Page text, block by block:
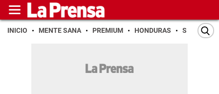
INICIO MENTE SANA PREMIUM HONDURAS SAN PEDRO